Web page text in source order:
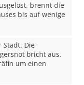
brennt die
bis auf wenige
Stadt. Die
bricht aus.
um einen